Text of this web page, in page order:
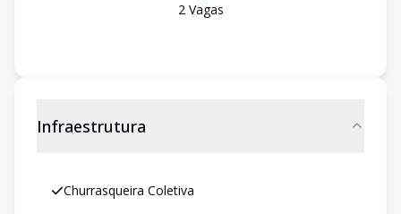
2Vagas
Infraestrutura
Churrasqueira Coletiva